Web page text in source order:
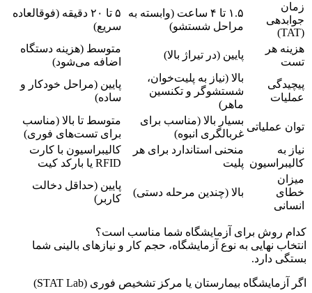
زمان
جوابدهی
(TAT)
۱.۵ تا ۴ ساعت (وابسته به
مراحل شستشو)
۵ تا ۲۰ دقیقه (فوقالعاده
سریع)
هزینه هر
تست
پایین (در تیراژ بالا)
متوسط (هزینه دستگاه
اضافه می‌شود)
پیچیدگی
عملیات
بالا (نیاز به پلیت‌خوان،
شستشوگر و تکنسین
ماهر)
پایین (مراحل خودکار و
ساده)
توان عملیاتی
بسیار بالا (مناسب برای
غربالگری انبوه)
متوسط تا بالا (مناسب
برای تست‌های فوری)
نیاز به
کالیبراسیون
منحنی استاندارد برای هر
پلیت
کالیبراسیون با کارت
RFID یا بارکد کیت
میزان
خطای
انسانی
بالا (چندین مرحله دستی)
پایین (حداقل دخالت
کاربر)
کدام روش برای آزمایشگاه شما مناسب است؟
انتخاب نهایی به نوع آزمایشگاه، حجم کار و نیازهای بالینی شما
بستگی دارد.
اگر آزمایشگاه بیمارستان یا مرکز تشخیص فوری (STAT Lab)